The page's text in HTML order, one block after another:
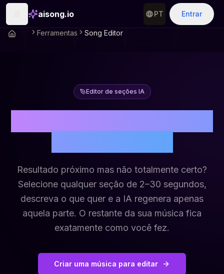
aisong.io PT Entrar
Ferramentas Song Editor
Editor de seções IA
Resultado próximo mas não totalmente certo?
Selecione qualquer seção de 2–30 segundos,
descreva o que quer e a IA regenera apenas
aquela parte. O restante da sua música fica
exatamente como você fez.
Criar uma música para editar